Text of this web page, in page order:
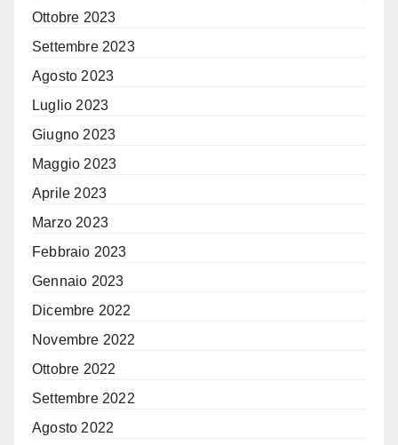
Ottobre 2023
Settembre 2023
Agosto 2023
Luglio 2023
Giugno 2023
Maggio 2023
Aprile 2023
Marzo 2023
Febbraio 2023
Gennaio 2023
Dicembre 2022
Novembre 2022
Ottobre 2022
Settembre 2022
Agosto 2022